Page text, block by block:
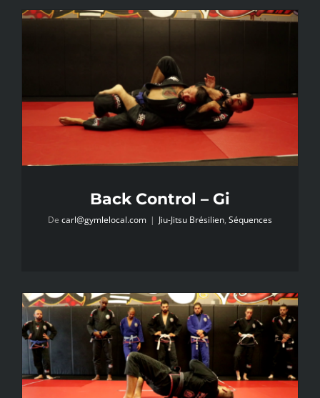
Back Control – Gi
De carl@gymlelocal.com | Jiu-Jitsu Brésilien, Séquences